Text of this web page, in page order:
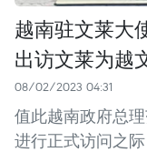
越南驻文莱大
出访文莱为越
08/02/2023 04:31
值此越南政府总理
进行正式访问之